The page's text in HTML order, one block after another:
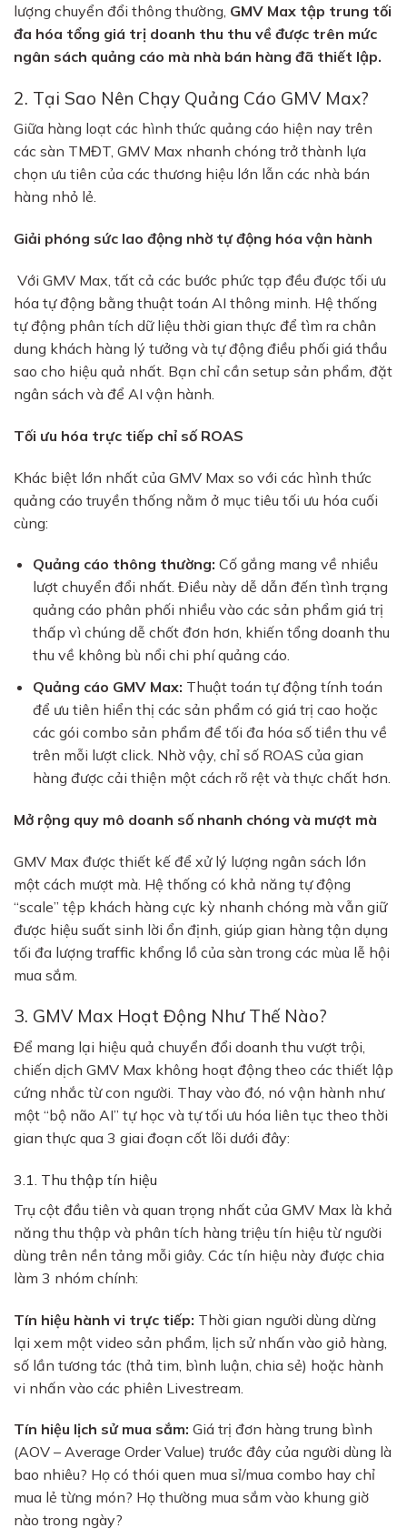
lượng chuyển đổi thông thường, GMV Max tập trung tối
đa hóa tổng giá trị doanh thu thu về được trên mức
ngân sách quảng cáo mà nhà bán hàng đã thiết lập.
2. Tại Sao Nên Chạy Quảng Cáo GMV Max?
Giữa hàng loạt các hình thức quảng cáo hiện nay trên
các sàn TMĐT, GMV Max nhanh chóng trở thành lựa
chọn ưu tiên của các thương hiệu lớn lẫn các nhà bán
hàng nhỏ lẻ.
Giải phóng sức lao động nhờ tự động hóa vận hành
Với GMV Max, tất cả các bước phức tạp đều được tối ưu
hóa tự động bằng thuật toán AI thông minh. Hệ thống
tự động phân tích dữ liệu thời gian thực để tìm ra chân
dung khách hàng lý tưởng và tự động điều phối giá thầu
sao cho hiệu quả nhất. Bạn chỉ cần setup sản phẩm, đặt
ngân sách và để AI vận hành.
Tối ưu hóa trực tiếp chỉ số ROAS
Khác biệt lớn nhất của GMV Max so với các hình thức
quảng cáo truyền thống nằm ở mục tiêu tối ưu hóa cuối
cùng:
Quảng cáo thông thường: Cố gắng mang về nhiều
lượt chuyển đổi nhất. Điều này dễ dẫn đến tình trạng
quảng cáo phân phối nhiều vào các sản phẩm giá trị
thấp vì chúng dễ chốt đơn hơn, khiến tổng doanh thu
thu về không bù nổi chi phí quảng cáo.
Quảng cáo GMV Max: Thuật toán tự động tính toán
để ưu tiên hiển thị các sản phẩm có giá trị cao hoặc
các gói combo sản phẩm để tối đa hóa số tiền thu về
trên mỗi lượt click. Nhờ vậy, chỉ số ROAS của gian
hàng được cải thiện một cách rõ rệt và thực chất hơn.
Mở rộng quy mô doanh số nhanh chóng và mượt mà
GMV Max được thiết kế để xử lý lượng ngân sách lớn
một cách mượt mà. Hệ thống có khả năng tự động
“scale” tệp khách hàng cực kỳ nhanh chóng mà vẫn giữ
được hiệu suất sinh lời ổn định, giúp gian hàng tận dụng
tối đa lượng traffic khổng lồ của sàn trong các mùa lễ hội
mua sắm.
3. GMV Max Hoạt Động Như Thế Nào?
Để mang lại hiệu quả chuyển đổi doanh thu vượt trội,
chiến dịch GMV Max không hoạt động theo các thiết lập
cứng nhắc từ con người. Thay vào đó, nó vận hành như
một “bộ não AI” tự học và tự tối ưu hóa liên tục theo thời
gian thực qua 3 giai đoạn cốt lõi dưới đây:
3.1. Thu thập tín hiệu
Trụ cột đầu tiên và quan trọng nhất của GMV Max là khả
năng thu thập và phân tích hàng triệu tín hiệu từ người
dùng trên nền tảng mỗi giây. Các tín hiệu này được chia
làm 3 nhóm chính:
Tín hiệu hành vi trực tiếp: Thời gian người dùng dừng
lại xem một video sản phẩm, lịch sử nhấn vào giỏ hàng,
số lần tương tác (thả tim, bình luận, chia sẻ) hoặc hành
vi nhấn vào các phiên Livestream.
Tín hiệu lịch sử mua sắm: Giá trị đơn hàng trung bình
(AOV – Average Order Value) trước đây của người dùng là
bao nhiêu? Họ có thói quen mua sỉ/mua combo hay chỉ
mua lẻ từng món? Họ thường mua sắm vào khung giờ
nào trong ngày?